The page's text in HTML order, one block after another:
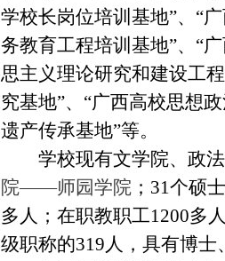
学校长岗位培训基地”、“
务教育工程培训基地”、“
思主义理论研究和建设工
究基地”、“广西高校思想
遗产传承基地”等。
学校现有文学院、政
院——师园学院； 31个硕
多人；在职教职工1200多
级职称的319人，具有博士